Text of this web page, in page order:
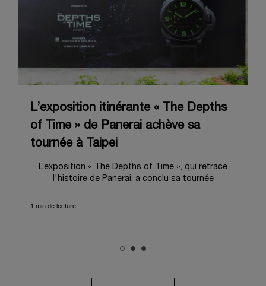
L’exposition itinérante « The Depths
of Time » de Panerai achève sa
tournée à Taipei
L’exposition « The Depths of Time », qui retrace
l'histoire de Panerai, a conclu sa tournée
visiteurs ont pu venir l’admirer dans le Huashan
historique. Fort d'une histoire séculaire, ce lieu
mêlant harmonieusement le patrimoine local au
1 min de lecture